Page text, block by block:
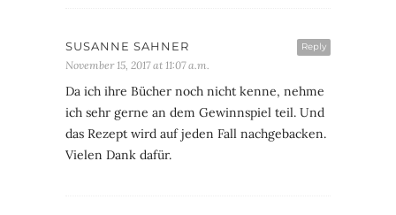
Reply
SUSANNE SAHNER
November 15, 2017 at 11:07 a.m.
Da ich ihre Bücher noch nicht kenne, nehme
ich sehr gerne an dem Gewinnspiel teil. Und
das Rezept wird auf jeden Fall nachgebacken.
Vielen Dank dafür.